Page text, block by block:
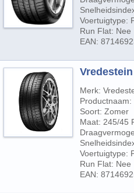
Voertuigtype:
Run Flat: Nee
EAN:
Merk:
Soort: Zomer
Maat: 245/45
Voertuigtype:
Run Flat: Nee
EAN: